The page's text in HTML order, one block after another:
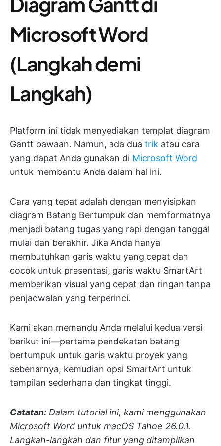
Microsoft Word
(Langkah demi
Langkah)
Platform ini tidak menyediakan templat diagram
Gantt bawaan. Namun, ada dua trik atau cara
yang dapat Anda gunakan di Microsoft Word
untuk membantu Anda dalam hal ini.
Cara yang tepat adalah dengan menyisipkan
diagram Batang Bertumpuk dan memformatnya
menjadi batang tugas yang rapi dengan tanggal
mulai dan berakhir. Jika Anda hanya
membutuhkan garis waktu yang cepat dan
cocok untuk presentasi, garis waktu SmartArt
memberikan visual yang cepat dan ringan tanpa
penjadwalan yang terperinci.
Kami akan memandu Anda melalui kedua versi
berikut ini—pertama pendekatan batang
bertumpuk untuk garis waktu proyek yang
sebenarnya, kemudian opsi SmartArt untuk
tampilan sederhana dan tingkat tinggi.
Catatan: Dalam tutorial ini, kami menggunakan
Microsoft Word untuk macOS Tahoe 26.0.1.
Langkah-langkah dan fitur yang ditampilkan